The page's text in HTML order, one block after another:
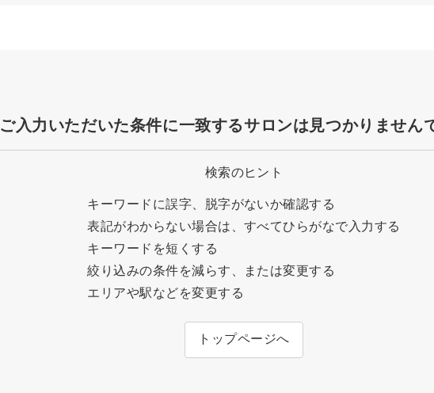
ご入力いただいた条件に一致するサロンは見つかりません
検索のヒント
キーワードに誤字、脱字がないか確認する
表記がわからない場合は、すべてひらがなで入力する
キーワードを短くする
絞り込みの条件を減らす、または変更する
エリアや駅などを変更する
トップページへ